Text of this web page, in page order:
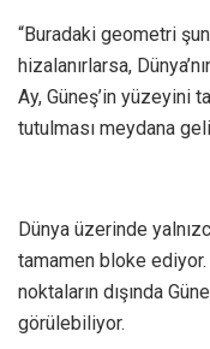
“Buradaki geometri
hizalanırlarsa,
Ay, Güneş’in yüzeyini
tutulması meydana
Dünya üzerinde
tamamen bloke
noktaların dışında
görülebiliyor.